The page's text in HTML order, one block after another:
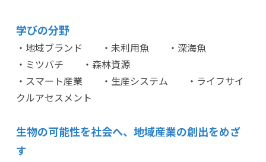
学びの分野
・地域ブランド ・未利用魚 ・深海魚
・ミツバチ ・森林資源
・スマート産業 ・生産システム ・ライフサイ
クルアセスメント
生物の可能性を社会へ、 地域産業の創出をめざ
す